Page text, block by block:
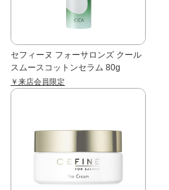
セフィーヌ フォーサロンズ クール
スムースコットンセラム 80g
￥来店会員限定